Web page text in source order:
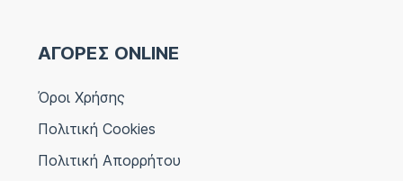
ΑΓΟΡΕΣ ONLINE
Όροι Χρήσης
Πολιτική Cookies
Πολιτική Απορρήτου